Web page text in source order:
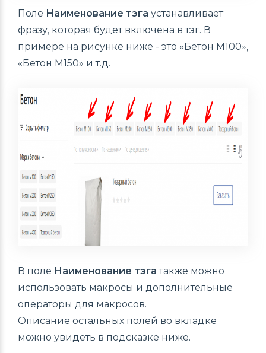
Поле Наименование тэга устанавливает
фразу, которая будет включена в тэг. В
примере на рисунке ниже - это «Бетон М100»,
«Бетон М150» и т.д.
В поле Наименование тэга также можно
использовать макросы и дополнительные
операторы для макросов.
Описание остальных полей во вкладке
можно увидеть в подсказке ниже.